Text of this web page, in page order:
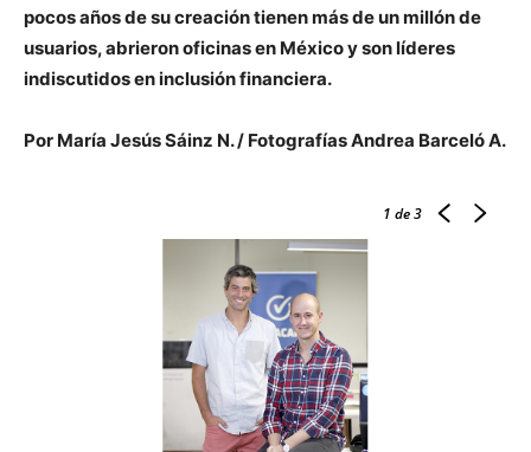
pocos años de su creación tienen más de un millón de
usuarios, abrieron oficinas en México y son líderes
indiscutidos en inclusión financiera.
Por María Jesús Sáinz N. / Fotografías Andrea Barceló A.
1 de 3